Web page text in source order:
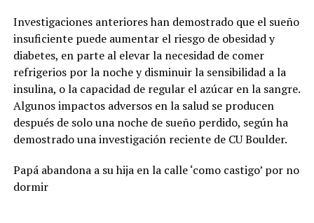
Investigaciones anteriores han demostrado que el sueño
insuficiente puede aumentar el riesgo de obesidad y
diabetes, en parte al elevar la necesidad de comer
refrigerios por la noche y disminuir la sensibilidad a la
insulina, o la capacidad de regular el azúcar en la sangre.
Algunos impactos adversos en la salud se producen
después de solo una noche de sueño perdido, según ha
demostrado una investigación reciente de CU Boulder.
Papá abandona a su hija en la calle ‘como castigo’ por no
dormir